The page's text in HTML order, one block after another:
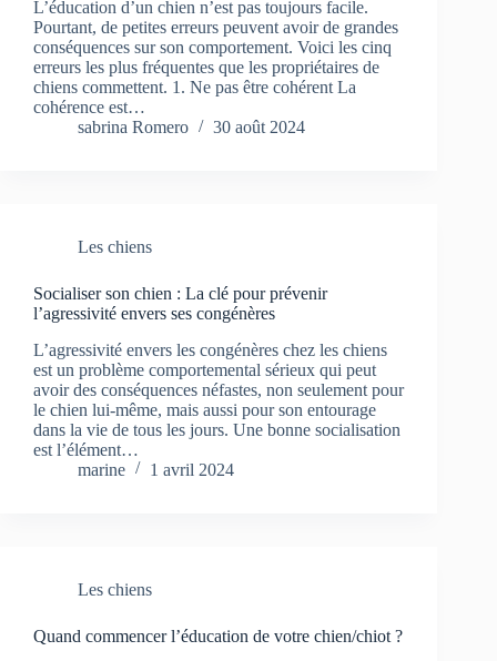
L’éducation d’un chien n’est pas toujours facile.
Pourtant, de petites erreurs peuvent avoir de grandes
conséquences sur son comportement. Voici les cinq
erreurs les plus fréquentes que les propriétaires de
chiens commettent. 1. Ne pas être cohérent La
cohérence est…
sabrina Romero
30 août 2024
Les chiens
Socialiser son chien : La clé pour prévenir
l’agressivité envers ses congénères
L’agressivité envers les congénères chez les chiens
est un problème comportemental sérieux qui peut
avoir des conséquences néfastes, non seulement pour
le chien lui-même, mais aussi pour son entourage
dans la vie de tous les jours. Une bonne socialisation
est l’élément…
marine
1 avril 2024
Les chiens
Quand commencer l’éducation de votre chien/chiot ?